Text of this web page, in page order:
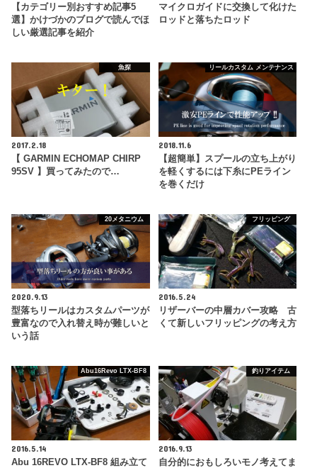
【カテゴリー別おすすめ記事5
選】かけづかのブログで読んでほ
しい厳選記事を紹介
マイクロガイドに交換して化けた
ロッドと落ちたロッド
魚探
2017.2.18
【 GARMIN ECHOMAP CHIRP
95SV 】買ってみたので…
リールカスタム メンテナンス
2018.11.6
【超簡単】スプールの立ち上がり
を軽くするには下糸にPEライン
を巻くだけ
20メタニウム
2020.9.13
型落ちリールはカスタムパーツが
豊富なので入れ替え時が難しいと
いう話
フリッピング
2016.5.24
リザーバーの中層カバー攻略 古
くて新しいフリッピングの考え方
Abu16Revo LTX-BF8
2016.5.14
Abu 16REVO LTX-BF8 組み立て
釣りアイテム
2016.9.13
自分的におもしろいモノ考えてま